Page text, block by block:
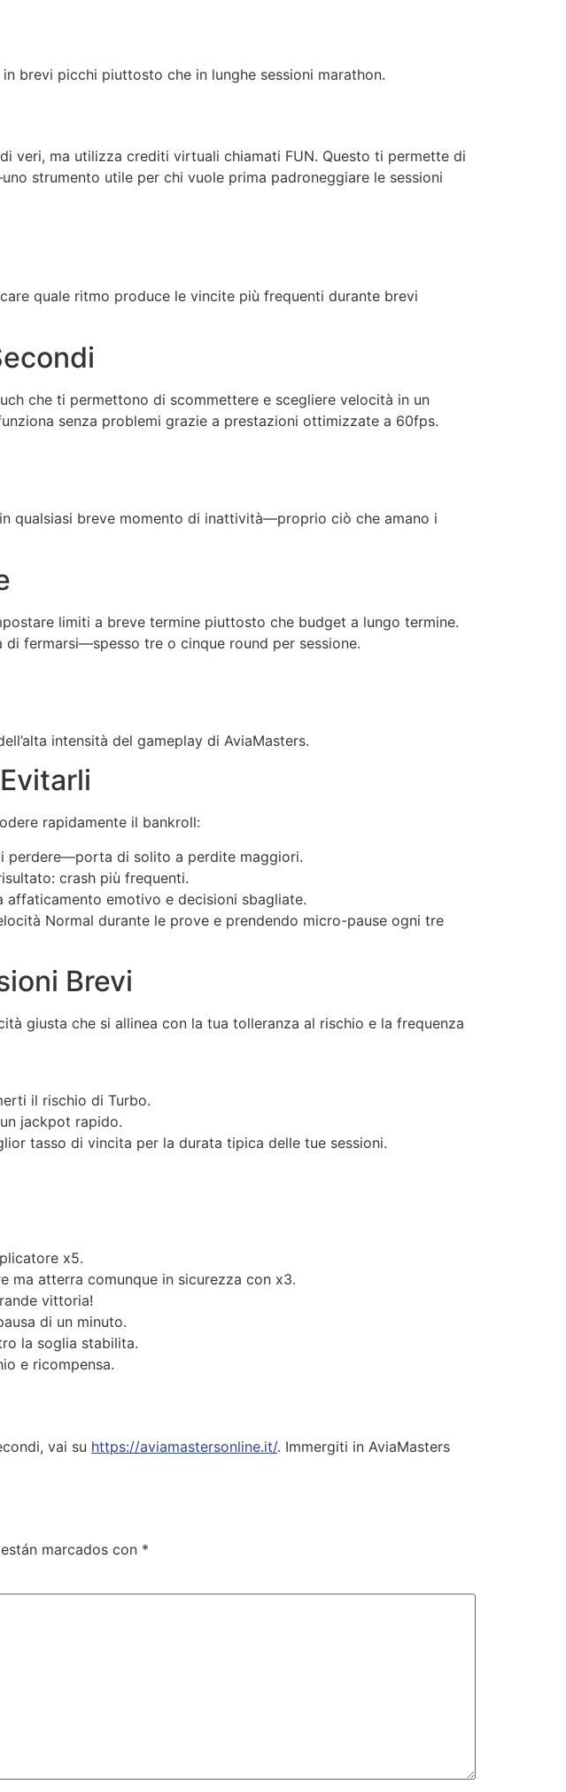
brevi picchi piuttosto che in lunghe sessioni marathon.
veri, ma utilizza crediti virtuali chiamati FUN. Questo ti permette di
strumento utile per chi vuole prima padroneggiare le sessioni
quale ritmo produce le vincite più frequenti durante brevi
che ti permettono di scommettere e scegliere velocità in un
senza problemi grazie a prestazioni ottimizzate a 60fps.
qualsiasi breve momento di inattività—proprio ciò che amano i
limiti a breve termine piuttosto che budget a lungo termine.
fermarsi—spesso tre o cinque round per sessione.
intensità del gameplay di AviaMasters.
rapidamente il bankroll:
perdere—porta di solito a perdite maggiori.
crash più frequenti.
emotivo e decisioni sbagliate.
Normal durante le prove e prendendo micro-pause ogni tre
Brevi
giusta che si allinea con la tua tolleranza al rischio e la frequenza
il rischio di Turbo.
jackpot rapido.
tasso di vincita per la durata tipica delle tue sessioni.
x5.
ma atterra comunque in sicurezza con x3.
vittoria!
di un minuto.
la soglia stabilita.
e ricompensa.
vai su https://aviamastersonline.it/. Immergiti in AviaMasters
marcados con *